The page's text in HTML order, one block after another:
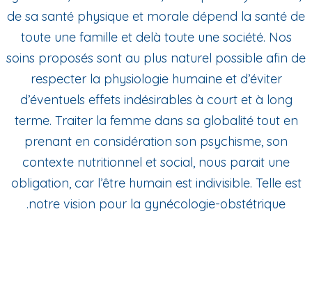
de sa santé physique et morale dépend la santé de
toute une famille et delà toute une société. Nos
soins proposés sont au plus naturel possible afin de
respecter la physiologie humaine et d’éviter
d’éventuels effets indésirables à court et à long
terme. Traiter la femme dans sa globalité tout en
prenant en considération son psychisme, son
contexte nutritionnel et social, nous parait une
obligation, car l’être humain est indivisible. Telle est
notre vision pour la gynécologie-obstétrique.